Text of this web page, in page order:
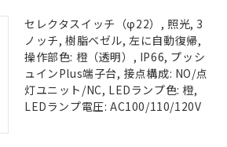
セレクタスイッチ（φ22）, 照光, 3
ノッチ, 樹脂ベゼル, 左に自動復帰,
操作部色: 橙（透明）, IP66, プッシ
ュインPlus端子台, 接点構成: NO/点
灯ユニット/NC, LEDランプ色: 橙,
LEDランプ電圧: AC100/110/120V